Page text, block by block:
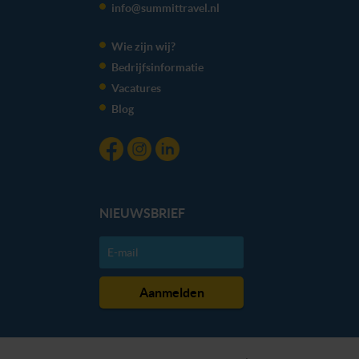
We werken samen met20 derdendie uw gegevens
info@summittravel.nl
Wie zijn wij?
Bedrijfsinformatie
Vacatures
Blog
NIEUWSBRIEF